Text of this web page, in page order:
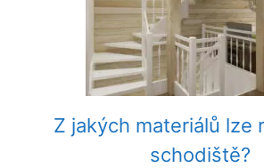
Z jakých materiálů lze
schodiště?